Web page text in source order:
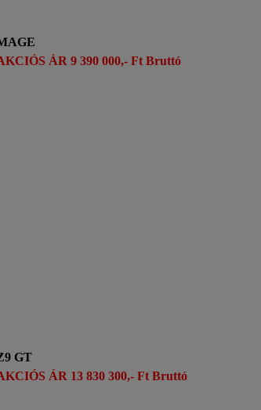
ÁR 9 390 000,- Ft Bruttó
GT
ÁR 13 830 300,- Ft Bruttó